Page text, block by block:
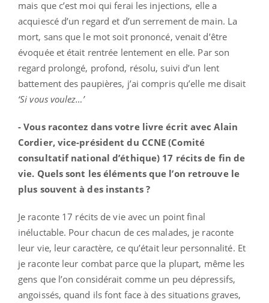
mais que c’est moi qui ferai les injections, elle a
acquiescé d’un regard et d’un serrement de main. La
mort, sans que le mot soit prononcé, venait d’être
évoquée et était rentrée lentement en elle. Par son
regard prolongé, profond, résolu, suivi d’un lent
battement des paupières, j’ai compris qu’elle me disait
‘Si vous voulez…’
- Vous racontez dans votre livre écrit avec Alain
Cordier, vice-président du CCNE (Comité
consultatif national d’éthique) 17 récits de fin de
vie. Quels sont les éléments que l’on retrouve le
plus souvent à des instants ?
Je raconte 17 récits de vie avec un point final
inéluctable. Pour chacun de ces malades, je raconte
leur vie, leur caractère, ce qu’était leur personnalité. Et
je raconte leur combat parce que la plupart, même les
gens que l’on considérait comme un peu dépressifs,
angoissés, quand ils font face à des situations graves,